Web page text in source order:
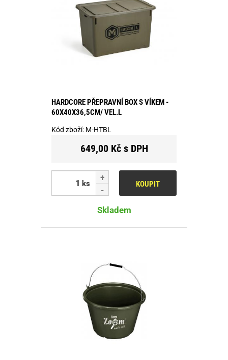
HARDCORE PŘEPRAVNÍ BOX S VÍKEM -
60X40X36,5CM/ VEL.L
Kód zboží: M-HTBL
649,00 Kč s DPH
ks KOUPIT
Skladem